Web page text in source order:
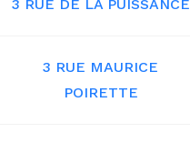
3 RUE DE LA PUISSANCE
3 RUE MAURICE
POIRETTE